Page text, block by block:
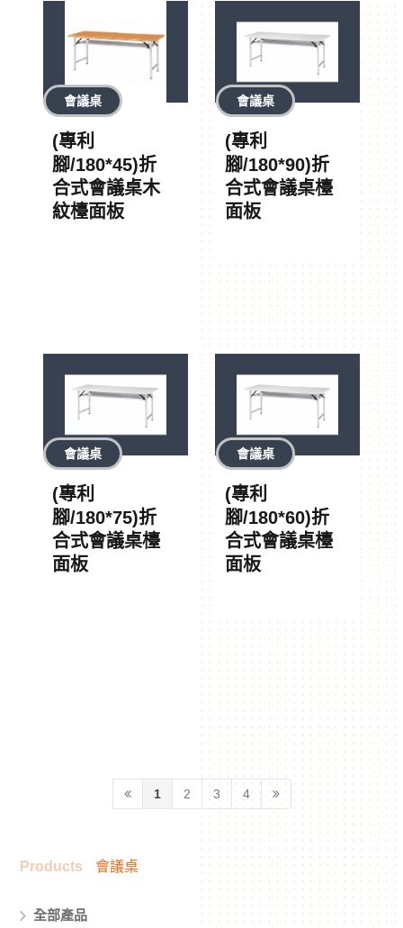
會議桌
(專利
腳/180*45)折
合式會議桌木
紋檯面板
會議桌
(專利
腳/180*90)折
合式會議桌檯
面板
會議桌
(專利
腳/180*75)折
合式會議桌檯
面板
會議桌
(專利
腳/180*60)折
合式會議桌檯
面板
1 2 3 4
Products 會議桌
全部產品